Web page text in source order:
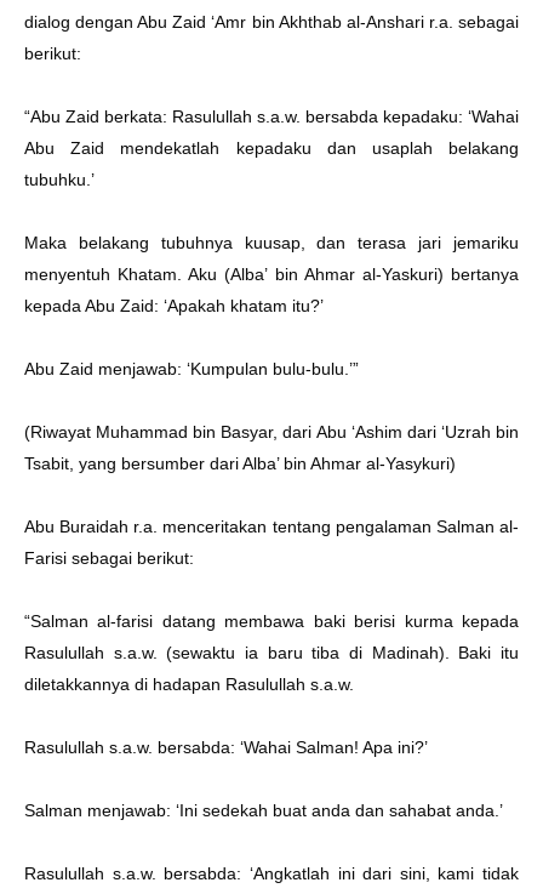
dialog dengan Abu Zaid ‘Amr bin Akhthab al-Anshari r.a. sebagai
berikut:
“Abu Zaid berkata: Rasulullah s.a.w. bersabda kepadaku: ‘Wahai
Abu Zaid mendekatlah kepadaku dan usaplah belakang
tubuhku.’
Maka belakang tubuhnya kuusap, dan terasa jari jemariku
menyentuh Khatam. Aku (Alba’ bin Ahmar al-Yaskuri) bertanya
kepada Abu Zaid: ‘Apakah khatam itu?’
Abu Zaid menjawab: ‘Kumpulan bulu-bulu.’”
(Riwayat Muhammad bin Basyar, dari Abu ‘Ashim dari ‘Uzrah bin
Tsabit, yang bersumber dari Alba’ bin Ahmar al-Yasykuri)
Abu Buraidah r.a. menceritakan tentang pengalaman Salman al-
Farisi sebagai berikut:
“Salman al-farisi datang membawa baki berisi kurma kepada
Rasulullah s.a.w. (sewaktu ia baru tiba di Madinah). Baki itu
diletakkannya di hadapan Rasulullah s.a.w.
Rasulullah s.a.w. bersabda: ‘Wahai Salman! Apa ini?’
Salman menjawab: ‘Ini sedekah buat anda dan sahabat anda.’
Rasulullah s.a.w. bersabda: ‘Angkatlah ini dari sini, kami tidak